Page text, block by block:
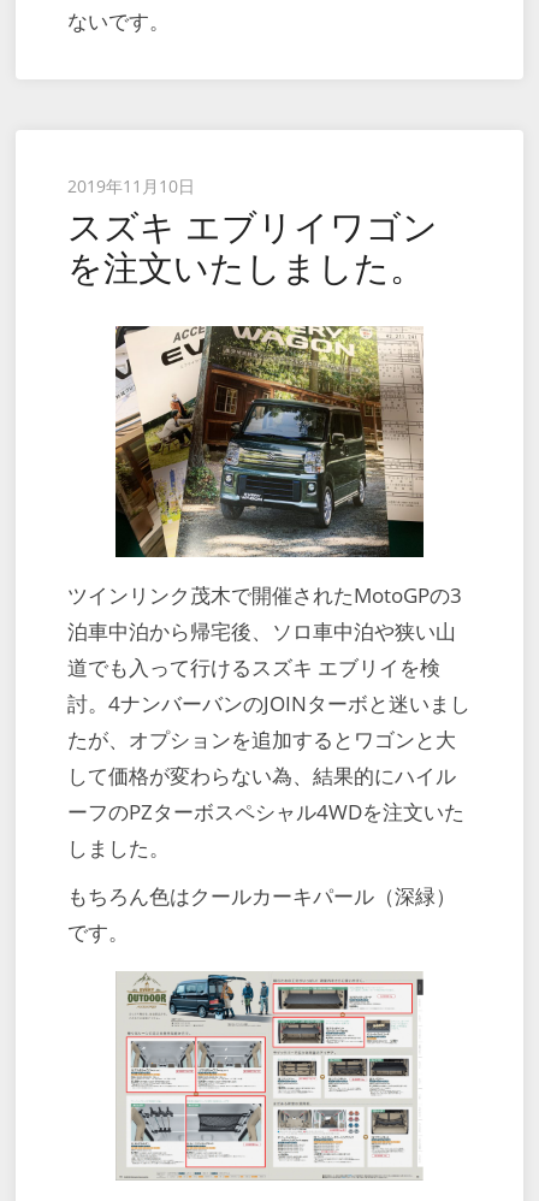
ないです。
Posted
on
2019年11月10日
スズキ エブリイワゴン
を注文いたしました。
ツインリンク茂木で開催されたMotoGPの3
泊車中泊から帰宅後、ソロ車中泊や狭い山
道でも入って行けるスズキ エブリイを検
討。4ナンバーバンのJOINターボと迷いまし
たが、オプションを追加するとワゴンと大
して価格が変わらない為、結果的にハイル
ーフのPZターボスペシャル4WDを注文いた
しました。
もちろん色はクールカーキパール（深緑）
です。